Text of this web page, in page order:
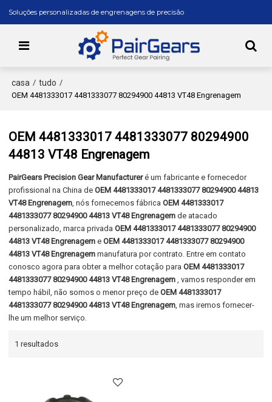
Soluções personalizadas de engrenagens de precisão
casa / tudo /
OEM 4481333017 4481333077 80294900 44813 VT48 Engrenagem
OEM 4481333017 4481333077 80294900
44813 VT48 Engrenagem
PairGears Precision Gear Manufactureré um fabricante e fornecedor
profissional na China deOEM 4481333017 4481333077 80294900 44813
VT48 Engrenagem, nós fornecemos fábricaOEM 4481333017
4481333077 80294900 44813 VT48 Engrenagem de atacado
personalizado, marca privadaOEM 4481333017 4481333077 80294900
44813 VT48 Engrenagem eOEM 4481333017 4481333077 80294900
44813 VT48 Engrenagem manufatura por contrato. Entre em contato
conosco agora para obter a melhor cotação paraOEM 4481333017
4481333077 80294900 44813 VT48 Engrenagem , vamos responder em
tempo hábil, não somos o menor preço deOEM 4481333017
4481333077 80294900 44813 VT48 Engrenagem, mas iremos fornecer-
lhe um melhor serviço.
1 resultados